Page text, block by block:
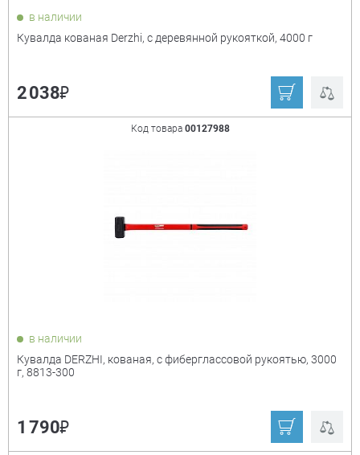
в наличии
Кувалда кованая Derzhi, с деревянной рукояткой, 4000 г
2 038₽
Код товара 00127988
в наличии
Кувалда DERZHI, кованая, с фиберглассовой рукоятью, 3000
г, 8813-300
1 790₽